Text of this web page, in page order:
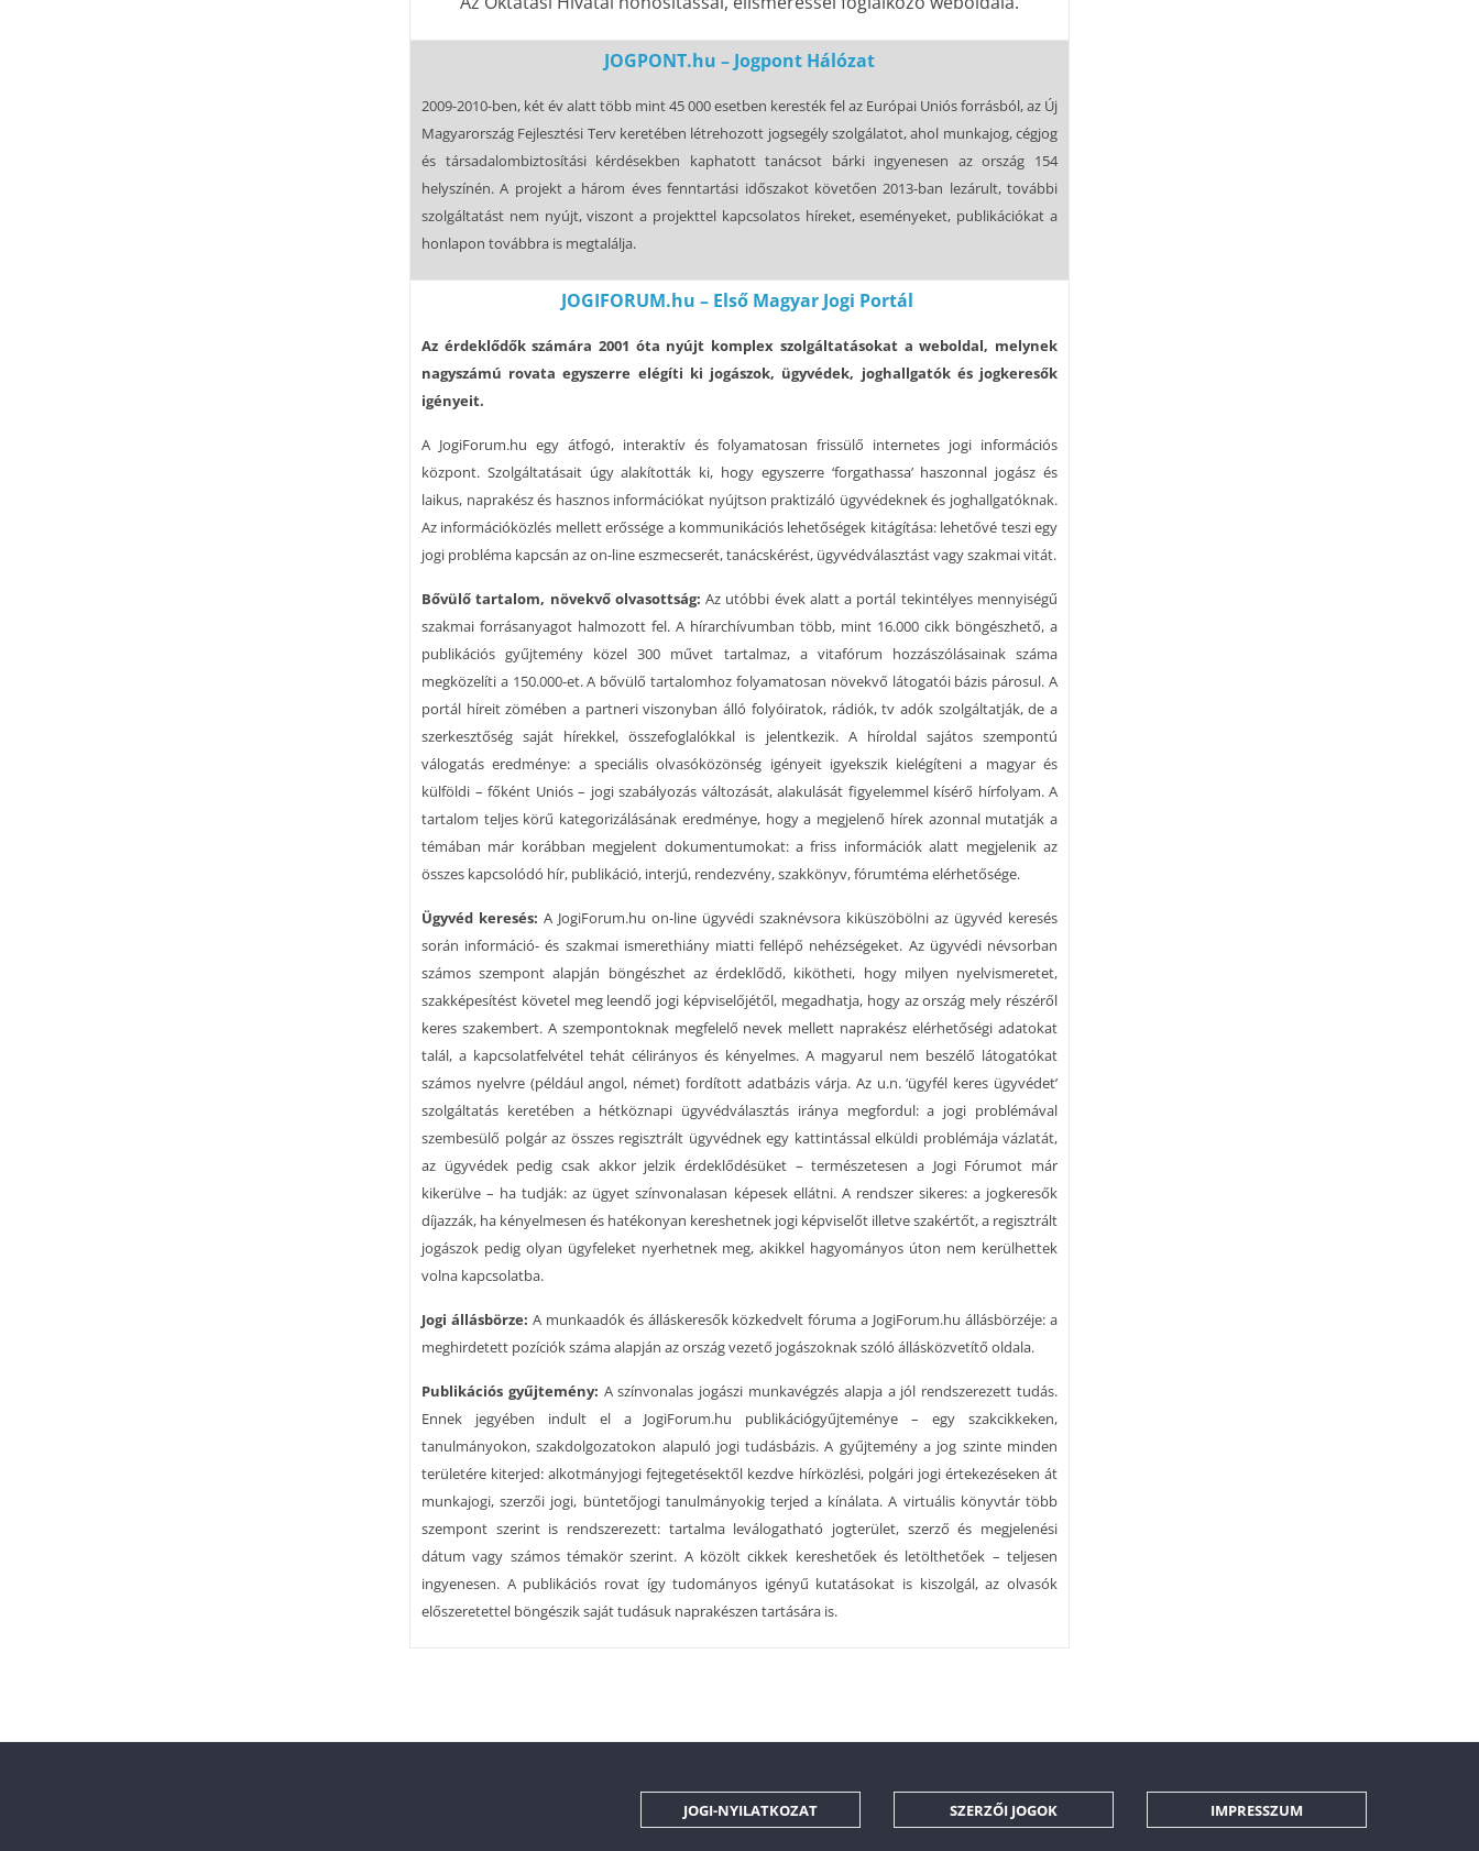
JOGPONT.hu – Jogpont Hálózat
2009-2010-ben, két év alatt több mint 45 000 esetben keresték fel az Európai Uniós forrásból, az Új
Magyarország Fejlesztési Terv keretében létrehozott jogsegély szolgálatot, ahol munkajog, cégjog
és társadalombiztosítási kérdésekben kaphatott tanácsot bárki ingyenesen az ország 154
helyszínén. A projekt a három éves fenntartási időszakot követően 2013-ban lezárult, további
szolgáltatást nem nyújt, viszont a projekttel kapcsolatos híreket, eseményeket, publikációkat a
honlapon továbbra is megtalálja.
JOGIFORUM.hu – Első Magyar Jogi Portál
Az érdeklődők számára 2001 óta nyújt komplex szolgáltatásokat a weboldal, melynek
nagyszámú rovata egyszerre elégíti ki jogászok, ügyvédek, joghallgatók és jogkeresők
igényeit.
A JogiForum.hu egy átfogó, interaktív és folyamatosan frissülő internetes jogi információs
központ. Szolgáltatásait úgy alakították ki, hogy egyszerre ‘forgathassa’ haszonnal jogász és
laikus, naprakész és hasznos információkat nyújtson praktizáló ügyvédeknek és joghallgatóknak.
Az információközlés mellett erőssége a kommunikációs lehetőségek kitágítása: lehetővé teszi egy
jogi probléma kapcsán az on-line eszmecserét, tanácskérést, ügyvédválasztást vagy szakmai vitát.
Bővülő tartalom, növekvő olvasottság:Az utóbbi évek alatt a portál tekintélyes mennyiségű
szakmai forrásanyagot halmozott fel. A hírarchívumban több, mint 16.000 cikk böngészhető, a
publikációs gyűjtemény közel 300 művet tartalmaz, a vitafórum hozzászólásainak száma
megközelíti a 150.000-et. A bővülő tartalomhoz folyamatosan növekvő látogatói bázis párosul. A
portál híreit zömében a partneri viszonyban álló folyóiratok, rádiók, tv adók szolgáltatják, de a
szerkesztőség saját hírekkel, összefoglalókkal is jelentkezik. A híroldal sajátos szempontú
válogatás eredménye: a speciális olvasóközönség igényeit igyekszik kielégíteni a magyar és
külföldi – főként Uniós – jogi szabályozás változását, alakulását figyelemmel kísérő hírfolyam. A
tartalom teljes körű kategorizálásának eredménye, hogy a megjelenő hírek azonnal mutatják a
témában már korábban megjelent dokumentumokat: a friss információk alatt megjelenik az
összes kapcsolódó hír, publikáció, interjú, rendezvény, szakkönyv, fórumtéma elérhetősége.
Ügyvéd keresés: A JogiForum.hu on-line ügyvédi szaknévsora kiküszöbölni az ügyvéd keresés
során információ- és szakmai ismerethiány miatti fellépő nehézségeket. Az ügyvédi névsorban
számos szempont alapján böngészhet az érdeklődő, kikötheti, hogy milyen nyelvismeretet,
szakképesítést követel meg leendő jogi képviselőjétől, megadhatja, hogy az ország mely részéről
keres szakembert. A szempontoknak megfelelő nevek mellett naprakész elérhetőségi adatokat
talál, a kapcsolatfelvétel tehát célirányos és kényelmes. A magyarul nem beszélő látogatókat
számos nyelvre (például angol, német) fordított adatbázis várja. Az u.n. ‘ügyfél keres ügyvédet’
szolgáltatás keretében a hétköznapi ügyvédválasztás iránya megfordul: a jogi problémával
szembesülő polgár az összes regisztrált ügyvédnek egy kattintással elküldi problémája vázlatát,
az ügyvédek pedig csak akkor jelzik érdeklődésüket – természetesen a Jogi Fórumot már
kikerülve – ha tudják: az ügyet színvonalasan képesek ellátni. A rendszer sikeres: a jogkeresők
díjazzák, ha kényelmesen és hatékonyan kereshetnek jogi képviselőt illetve szakértőt, a regisztrált
jogászok pedig olyan ügyfeleket nyerhetnek meg, akikkel hagyományos úton nem kerülhettek
volna kapcsolatba.
Jogi állásbörze: A munkaadók és álláskeresők közkedvelt fóruma a JogiForum.hu állásbörzéje: a
meghirdetett pozíciók száma alapján az ország vezető jogászoknak szóló állásközvetítő oldala.
Publikációs gyűjtemény: A színvonalas jogászi munkavégzés alapja a jól rendszerezett tudás.
Ennek jegyében indult el a JogiForum.hu publikációgyűjteménye – egy szakcikkeken,
tanulmányokon, szakdolgozatokon alapuló jogi tudásbázis. A gyűjtemény a jog szinte minden
területére kiterjed: alkotmányjogi fejtegetésektől kezdve hírközlési, polgári jogi értekezéseken át
munkajogi, szerzői jogi, büntetőjogi tanulmányokig terjed a kínálata. A virtuális könyvtár több
szempont szerint is rendszerezett: tartalma leválogatható jogterület, szerző és megjelenési
dátum vagy számos témakör szerint. A közölt cikkek kereshetőek és letölthetőek – teljesen
ingyenesen. A publikációs rovat így tudományos igényű kutatásokat is kiszolgál, az olvasók
előszeretettel böngészik saját tudásuk naprakészen tartására is.
JOGI-NYILATKOZAT SZERZŐI JOGOK IMPRESSZUM